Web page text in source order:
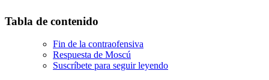
Tabla de contenido
Fin de la contraofensiva
Respuesta de Moscú
Suscríbete para seguir leyendo